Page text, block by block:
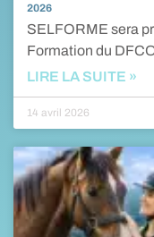
2026
SELFORME sera
Formation du
LIRE LA SUITE »
14 avril 2026